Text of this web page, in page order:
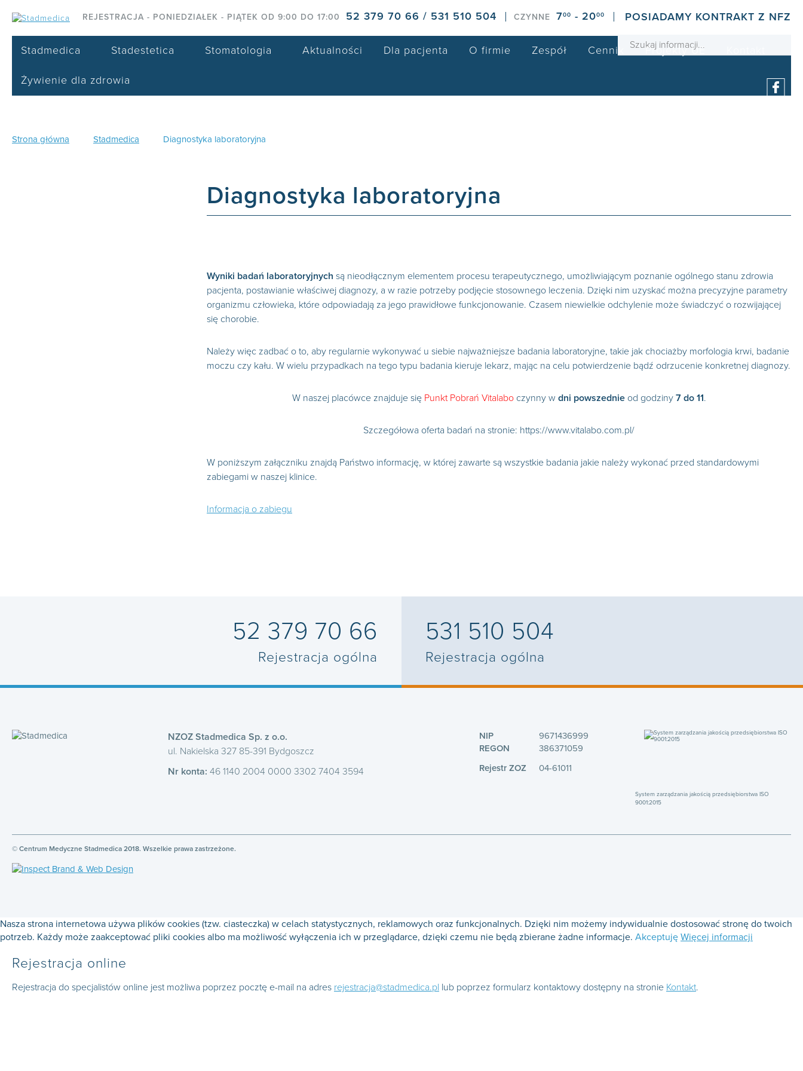
REJESTRACJA - PONIEDZIAŁEK - PIĄTEK OD 9:00 DO 17:00 52 379 70 66 / 531 510 504 CZYNNE 700 - 2000 POSIADAMY KONTRAKT Z NFZ
Stadmedica Stadestetica Stomatologia Aktualności Dla pacjenta O firmie Zespół Cennik Projekty UE
Żywienie dla zdrowia
Strona główna Stadmedica Diagnostyka laboratoryjna
Diagnostyka laboratoryjna
Wyniki badań laboratoryjnych są nieodłącznym elementem procesu terapeutycznego, umożliwiającym poznanie ogólnego stanu zdrowia
pacjenta, postawianie właściwej diagnozy, a w razie potrzeby podjęcie stosownego leczenia. Dzięki nim uzyskać można precyzyjne parametry
organizmu człowieka, które odpowiadają za jego prawidłowe funkcjonowanie. Czasem niewielkie odchylenie może świadczyć o rozwijającej
się chorobie.
Należy więc zadbać o to, aby regularnie wykonywać u siebie najważniejsze badania laboratoryjne, takie jak chociażby morfologia krwi, badanie
moczu czy kału. W wielu przypadkach na tego typu badania kieruje lekarz, mając na celu potwierdzenie bądź odrzucenie konkretnej diagnozy.
W naszej placówce znajduje sięPunkt Pobrań Vitalabo czynny w dni powszednieod godziny 7 do 11.
Szczegółowa oferta badań na stronie: https://www.vitalabo.com.pl/
W poniższym załączniku znajdą Państwo informację, w której zawarte są wszystkie badania jakie należy wykonać przed standardowymi
zabiegami w naszej klinice.
Informacja o zabiegu
52 379 70 66
Rejestracja ogólna
531 510 504
Rejestracja ogólna
NZOZ Stadmedica Sp. z o.o.
ul. Nakielska 327 85-391 Bydgoszcz
Nr konta: 46 1140 2004 0000 3302 7404 3594
NIP
9671436999
REGON
386371059
Rejestr ZOZ
04-61011
System zarządzania jakością przedsiębiorstwa ISO
9001:2015
© Centrum Medyczne Stadmedica 2018. Wszelkie prawa zastrzeżone.
Nasza strona internetowa używa plików cookies (tzw. ciasteczka) w celach statystycznych, reklamowych oraz funkcjonalnych. Dzięki nim możemy indywidualnie dostosować stronę do twoich
potrzeb. Każdy może zaakceptować pliki cookies albo ma możliwość wyłączenia ich w przeglądarce, dzięki czemu nie będą zbierane żadne informacje. Akceptuję Więcej informacji
Rejestracja online
Rejestracja do specjalistów online jest możliwa poprzez pocztę e-mail na adres rejestracja@stadmedica.pl lub poprzez formularz kontaktowy dostępny na stronie Kontakt.